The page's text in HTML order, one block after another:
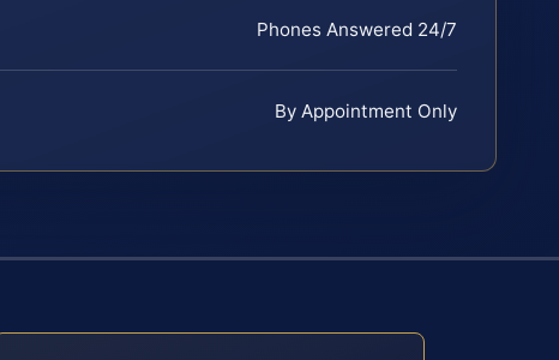
Phones Answered 24/7
By Appointment Only